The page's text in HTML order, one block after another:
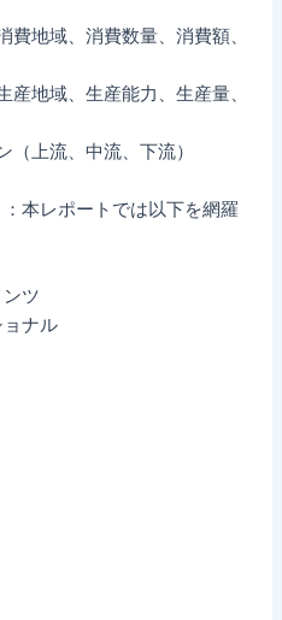
地域、消費数量、消費額、
地域、生産能力、生産量、
（上流、中流、下流）
本レポートでは以下を網羅
ツ
ナル